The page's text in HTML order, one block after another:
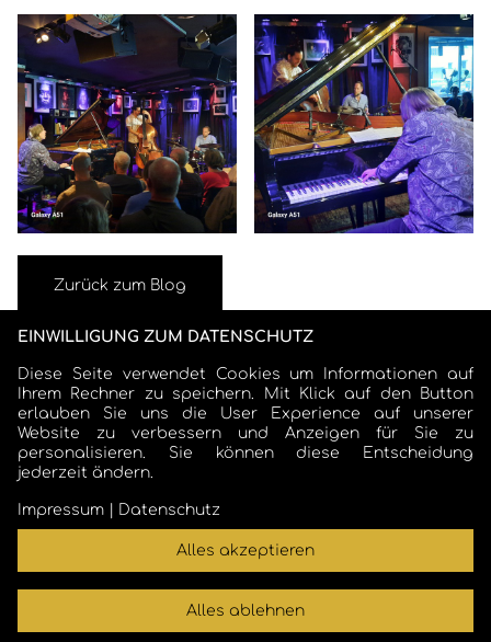
Zurück zum Blog
COSMO SCHARMER
cosmo.scharmer@t-online.de|Impressum|Datenschutz
EINWILLIGUNG ZUM DATENSCHUTZ
Diese Seite verwendet Cookies um Informationen auf
Ihrem Rechner zu speichern. Mit Klick auf den Button
erlauben Sie uns die User Experience auf unserer
Website zu verbessern und Anzeigen für Sie zu
personalisieren. Sie können diese Entscheidung
jederzeit ändern.
Impressum Datenschutz
Alles akzeptieren
Alles ablehnen